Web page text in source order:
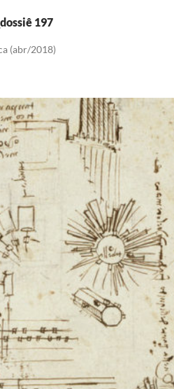
197
(abr/2018)